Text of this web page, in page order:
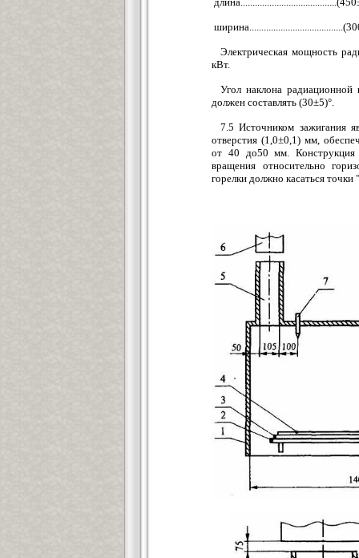
Электрическая мощность
кВт.
Угол наклона радиационной
должен составлять (30±5)°.
7.5 Источником зажигания
отверстия (1,0±0,1) мм,
от 40 до50 мм. Конструкция
вращения относительно
горелки должно касаться